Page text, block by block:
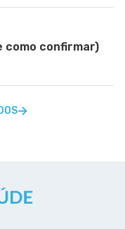
como confirmar)